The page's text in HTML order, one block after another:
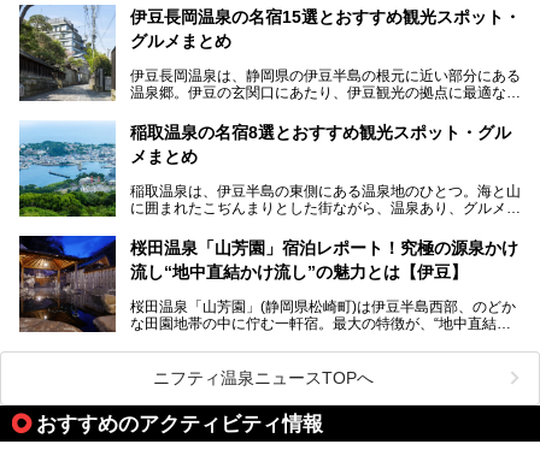
館」、「RED 28 HOTEL」がリニューアル。さらにこのあ
とグランピング施設のGRAX EARTH FIELD（グラックスア
ースフィールド）、大型屋内アミューズメント施設のPLEA
予定。
ャー施設など、現在リニューアルオープンしている施設を中
心に、家族連れでも大人だけでも、おひとりさまでも多彩な
楽しみ方ができる「プレジャーリゾート 伊豆赤沢温泉」を
───
この記事はプレジャーリゾート 伊豆赤沢温泉のPR記事で
す。
伊豆長岡温泉の名宿15選とおすすめ観光スポット・
グルメまとめ
伊豆長岡温泉は、静岡県の伊豆半島の根元に近い部分にある
温泉郷。伊豆の玄関口にあたり、伊豆観光の拠点に最適な立
ちろん日帰りでも楽しめるのが魅力です。
この記事では、伊豆長岡温泉の歴史や魅力、おすすめの宿を
る温泉施設も紹介します！
稲取温泉の名宿8選とおすすめ観光スポット・グル
メまとめ
稲取温泉は、伊豆半島の東側にある温泉地のひとつ。海と山
に囲まれたこぢんまりとした街ながら、温泉あり、グルメあ
京からは約2時間30分、直通電車もありアクセスしやすいの
もうれしいところ。
入れる温泉施設、チェックしたい観光スポットやアクティビ
ティなどを一挙にまとめピックアップ。伊豆稲取温泉を訪れ
桜田温泉「山芳園」宿泊レポート！究極の源泉かけ
流し“地中直結かけ流し”の魅力とは【伊豆】
桜田温泉「山芳園」(静岡県松崎町)は伊豆半島西部、のどか
な田園地帯の中に佇む一軒宿。最大の特徴が、“地中直結か
地下に眠る源泉を加水・加温・消毒無し、さらには途中過程
で空気にも触れさせることなく浴槽まで提供。「究極の源泉
かけ流し」と言っても決して過言ではありません。
今回、桜田温泉「山芳園」の“温泉”を中心に、その魅力を詳
細レポート。また口コミの評判も非常に高い宿であり、客室
や食事も併せて徹底紹介します！
ニフティ温泉ニュースTOPへ
おすすめのアクティビティ情報